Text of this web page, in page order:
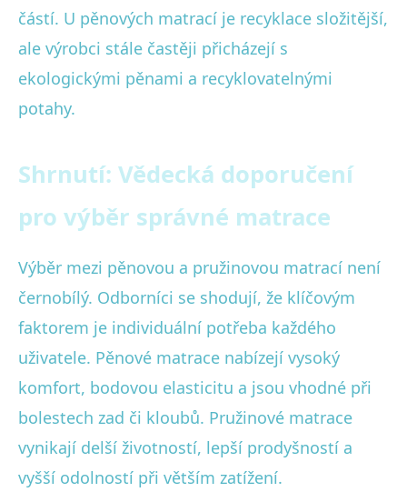
částí. U pěnových matrací je recyklace složitější,
ale výrobci stále častěji přicházejí s
ekologickými pěnami a recyklovatelnými
potahy.
Shrnutí: Vědecká doporučení
pro výběr správné matrace
Výběr mezi pěnovou a pružinovou matrací není
černobílý. Odborníci se shodují, že klíčovým
faktorem je individuální potřeba každého
uživatele. Pěnové matrace nabízejí vysoký
komfort, bodovou elasticitu a jsou vhodné při
bolestech zad či kloubů. Pružinové matrace
vynikají delší životností, lepší prodyšností a
vyšší odolností při větším zatížení.